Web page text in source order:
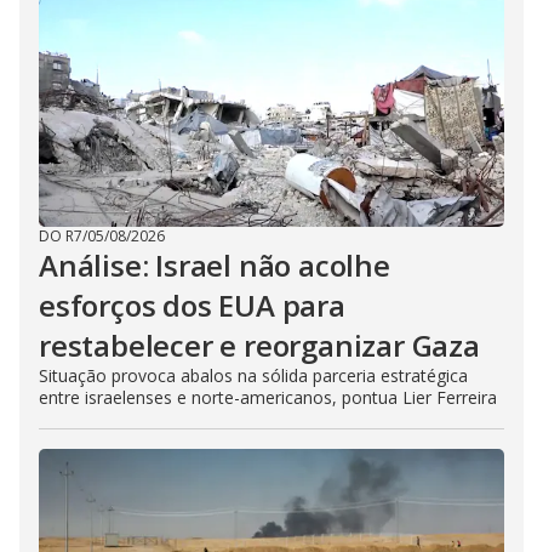
DO R7/05/08/2026
Análise: Israel não acolhe
esforços dos EUA para
restabelecer e reorganizar Gaza
Situação provoca abalos na sólida parceria estratégica
entre israelenses e norte-americanos, pontua Lier Ferreira